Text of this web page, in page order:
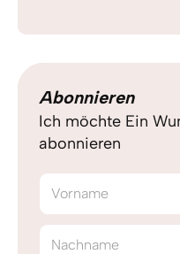
Abonnieren
Ich möchte Ein
abonnieren
Vorname
Nachname